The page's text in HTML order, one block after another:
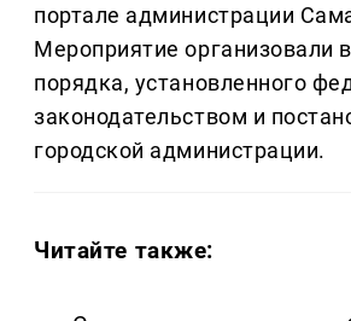
портале администрации
Мероприятие организовали
порядка, установленного
законодательством и
городской администрации.
Читайте также: